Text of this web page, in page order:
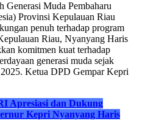
Generasi Muda Pembaharu
Provinsi Kepulauan Riau
penuh terhadap program
Riau, Nyanyang Haris
komitmen kuat terhadap
generasi muda sejak
Ketua DPD Gempar Kepri
Apresiasi dan Dukung
Kepri Nyanyang Haris